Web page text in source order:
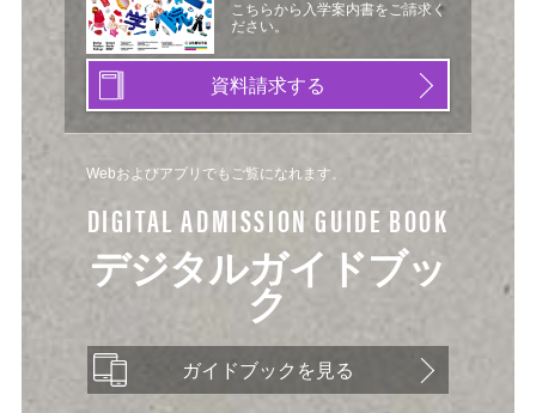
こちらから入学案内書をご請求く
ださい。
資料請求する
Webおよびアプリでもご覧になれます。
DIGITAL ADMISSION GUIDE BOOK
デジタルガイドブッ
ク
ガイドブックを見る